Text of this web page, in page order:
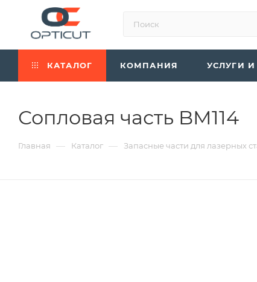
КАТАЛОГ КОМПАНИЯ УСЛУГИ
Сопловая часть BM114
Главная — Каталог — Запасные части для лазерных